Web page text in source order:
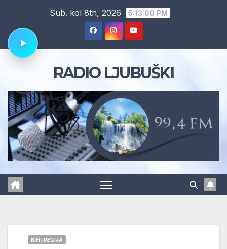
content
Sub. kol 8th, 2026 5:13:01 PM
RADIO LJUBUŠKI
BIH I REGIJA